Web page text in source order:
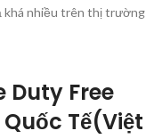
khá nhiều trên thị trường
Duty Free
Tế(Việt